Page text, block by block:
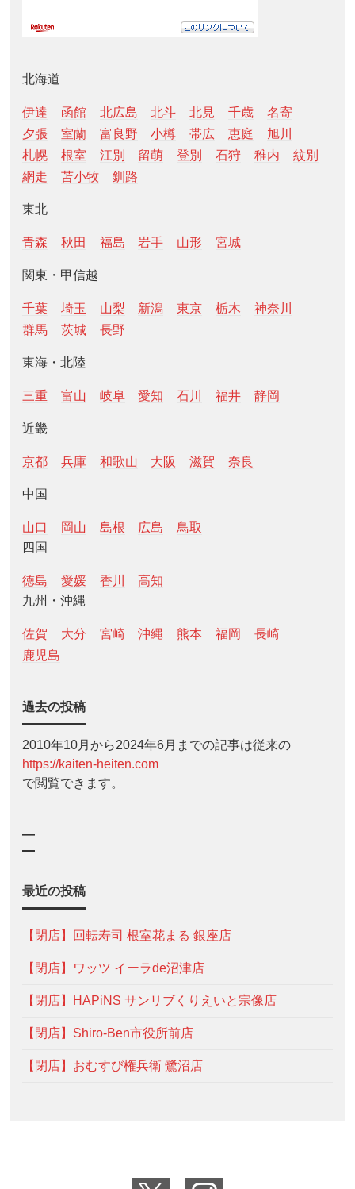
北海道
伊達 函館 北広島 北斗 北見 千歳
名寄
夕張
室蘭 富良野 小樽 帯広 恵庭
旭川
札幌
根室 江別 留萌 登別 石狩 稚内
紋別
網走
苫小牧 釧路
東北
青森 秋田 福島 岩手 山形 宮城
関東・甲信越
千葉 埼玉 山梨 新潟 東京 栃木
神奈川
群馬
茨城 長野
東海・北陸
三重 富山 岐阜 愛知 石川 福井 静岡
近畿
京都 兵庫 和歌山 大阪 滋賀 奈良
中国
山口 岡山 島根 広島
鳥取
四国
徳島 愛媛 香川
高知
九州・沖縄
佐賀 大分 宮崎 沖縄 熊本 福岡
長崎
鹿児島
過去の投稿
2010年10月から2024年6月までの記事は従来の
https://kaiten-heiten.com
で閲覧できます。
—
最近の投稿
【閉店】回転寿司 根室花まる 銀座店
【閉店】ワッツ イーラde沼津店
【閉店】HAPiNS サンリブくりえいと宗像店
【閉店】Shiro-Ben市役所前店
【閉店】おむすび権兵衛 鷺沼店